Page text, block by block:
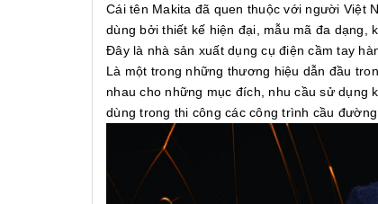
Cái tên Makita đã quen thuộc với người Việt
dùng bởi thiết kế hiện đại, mẫu mã đa dạng,
Đây là nhà sản xuất dụng cụ điện cầm tay
Là một trong những thương hiệu dẫn đầu
nhau cho những mục đích, nhu cầu sử dụng
dùng trong thi công các công trình cầu